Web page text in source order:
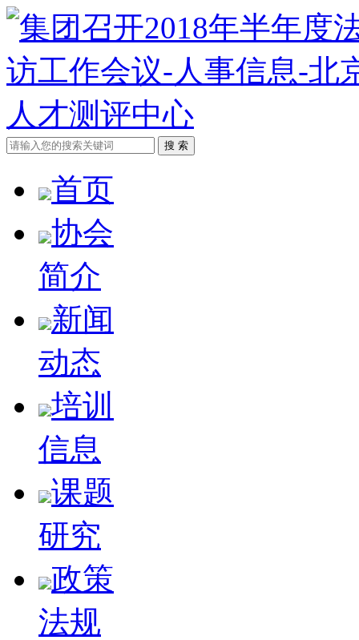
首页
协会
简介
新闻
动态
培训
信息
课题
研究
政策
法规